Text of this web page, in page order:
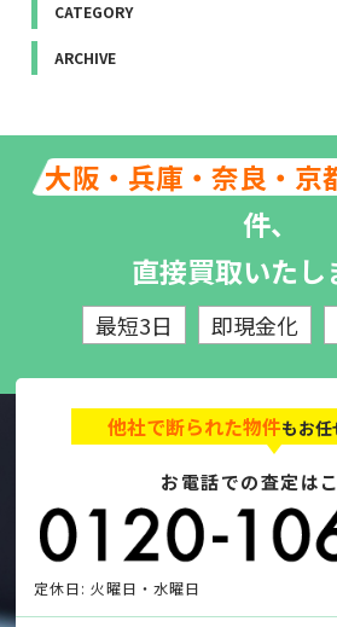
CATEGORY
ARCHIVE
大阪・兵庫・奈良・京
件、
直接買取いたし
最短3日 即現金化
他社で断られた物件もお任
お電話での査定は
定休日: 火曜日・水曜日